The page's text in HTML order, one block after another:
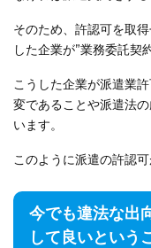
そのため、許認可を取
した企業が”業務委託契
こうした企業が派遣業
変であることや派遣法
います。
このように派遣の許認
今でも違法な出
して良いという